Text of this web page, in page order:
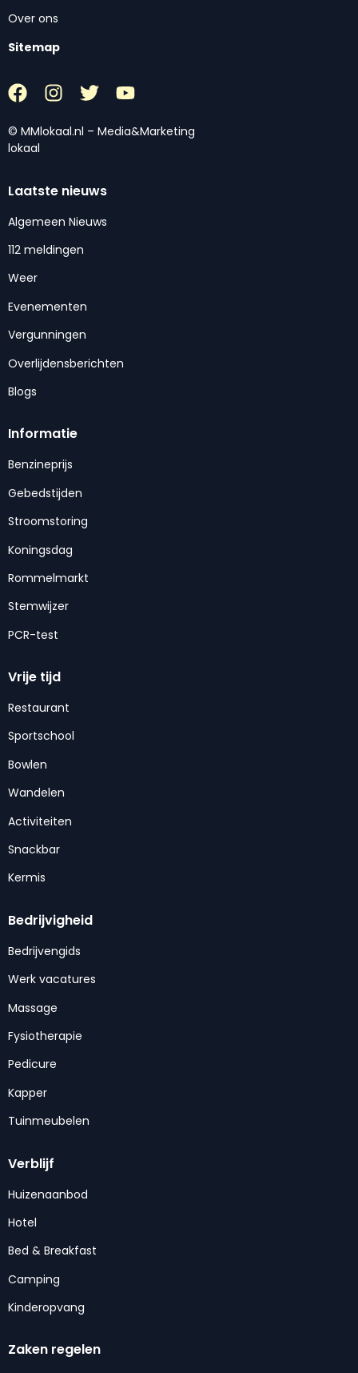
Over ons
Sitemap
© MMlokaal.nl – Media&Marketing
lokaal
Laatste nieuws
Algemeen Nieuws
112 meldingen
Weer
Evenementen
Vergunningen
Overlijdensberichten
Blogs
Informatie
Benzineprijs
Gebedstijden
Stroomstoring
Koningsdag
Rommelmarkt
Stemwijzer
PCR-test
Vrije tijd
Restaurant
Sportschool
Bowlen
Wandelen
Activiteiten
Snackbar
Kermis
Bedrijvigheid
Bedrijvengids
Werk vacatures
Massage
Fysiotherapie
Pedicure
Kapper
Tuinmeubelen
Verblijf
Huizenaanbod
Hotel
Bed & Breakfast
Camping
Kinderopvang
Zaken regelen